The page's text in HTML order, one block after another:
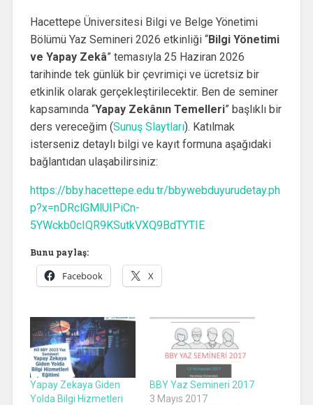
Hacettepe Üniversitesi Bilgi ve Belge Yönetimi
Bölümü Yaz Semineri 2026 etkinliği “Bilgi Yönetimi
ve Yapay Zekâ” temasıyla 25 Haziran 2026
tarihinde tek günlük bir çevrimiçi ve ücretsiz bir
etkinlik olarak gerçekleştirilecektir. Ben de seminer
kapsamında “Yapay Zekânın Temelleri” başlıklı bir
ders vereceğim (Sunuş Slaytları). Katılmak
isterseniz detaylı bilgi ve kayıt formuna aşağıdaki
bağlantıdan ulaşabilirsiniz:
https://bby.hacettepe.edu.tr/bbywebduyurudetay.ph
p?x=nDRclGMlUIPiCn-
5YWckb0cIQR9KSutkVXQ9BdTYTIE
Bunu paylaş:
Facebook X
Yapay Zekaya Giden
Yolda Bilgi Hizmetleri
BBY Yaz Semineri 2017
3 Mayıs 2017